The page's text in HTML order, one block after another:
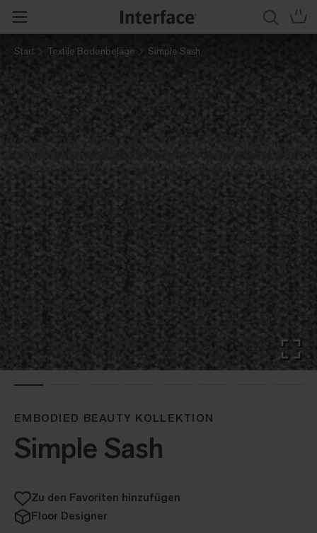
Start Textile Bodenbeläge Simple Sash
EMBODIED BEAUTY KOLLEKTION
Simple Sash
Zu den Favoriten hinzufügen
Floor Designer